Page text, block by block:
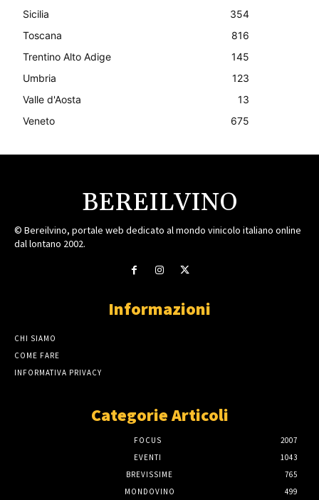
Sicilia
354
Toscana
816
Trentino Alto Adige
145
Umbria
123
Valle d'Aosta
13
Veneto
675
BEREILVINO
© Bereilvino, portale web dedicato al mondo vinicolo italiano online
dal lontano 2002.
Informazioni
CHI SIAMO
COME FARE
INFORMATIVA PRIVACY
Categorie Articoli
FOCUS
2007
EVENTI
1043
BREVISSIME
765
MONDOVINO
499